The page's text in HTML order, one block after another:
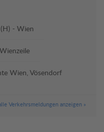
- Wien
Wien, Vösendorf
Verkehrsmeldungen anzeigen »